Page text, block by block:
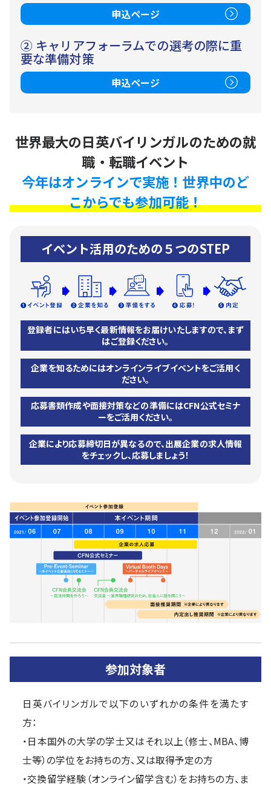
申込ページ
② キャリアフォーラムでの選考の際に重
要な準備対策
申込ページ
世界最大の日英バイリンガルのための就
職・転職イベント
今年はオンラインで実施！世界中のど
こからでも参加可能！
イベント活用のための５つのSTEP
登録者にはいち早く最新情報をお届けいたしますので、まず
はご登録ください。
企業を知るためにはオンラインライブイベントをご活用く
ださい。
応募書類作成や面接対策などの準備にはCFN公式セミナ
ーをご活用ください。
企業により応募締切日が異なるので、出展企業の求人情報
をチェックし、応募しましょう！
参加対象者
日英バイリンガルで以下のいずれかの条件を満たす
方：
・日本国外の大学の学士又はそれ以上（修士、MBA、博
士等）の学位をお持ちの方、又は取得予定の方
・交換留学経験（オンライン留学含む）をお持ちの方、ま